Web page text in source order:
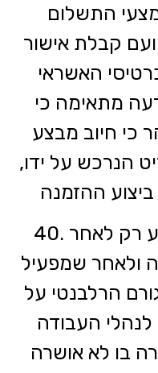
התשלום
קבלת אישור
האשראי
מתאימה כי
כי חיוב מבצע
הנרכש על ידו,
40. עסקת הרכישה תבוצע רק לאחר
ולאחר שמפעיל
הרלבנטי על
העבודה
בו לא אושרה